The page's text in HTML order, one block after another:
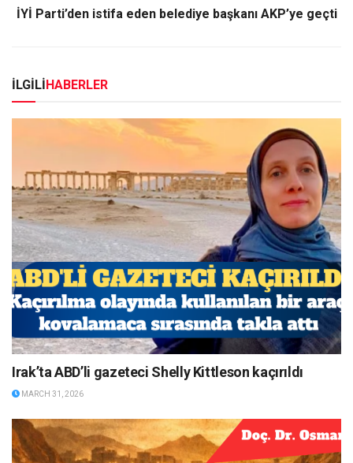
İYİ Parti’den istifa eden belediye başkanı AKP’ye geçti
İLGİLİHABERLER
Irak’ta ABD’li gazeteci Shelly Kittleson kaçırıldı
MARCH 31, 2026